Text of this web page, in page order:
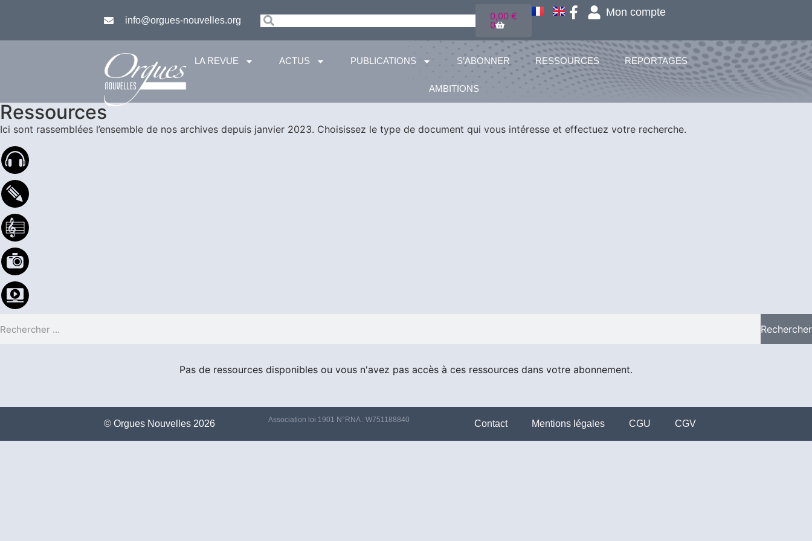
info@orgues-nouvelles.org 0,00€
0
Mon compte
LA REVUE ACTUS PUBLICATIONS S’ABONNER RESSOURCES REPORTAGES
AMBITIONS
Ressources
Ici sont rassemblées l’ensemble de nos archives depuis janvier 2023. Choisissez le type de document qui vous intéresse et effectuez votre recherche.
Rechercher
Pas de ressources disponibles ou vous n'avez pas accès à ces ressources dans votre abonnement.
©️ Orgues Nouvelles 2026 Association loi 1901 N°RNA : W751188840 Contact Mentions légales CGU CGV